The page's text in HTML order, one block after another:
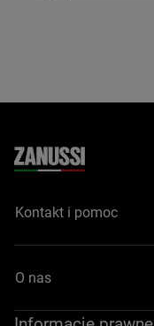
Kontakt i pomoc
O nas